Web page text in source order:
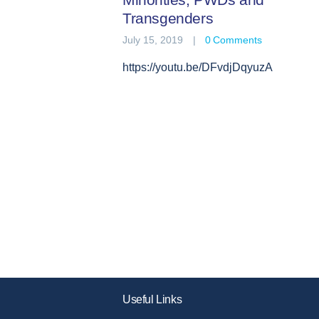
Transgenders
July 15, 2019 0Comments
https://youtu.be/DFvdjDqyuzA
Useful Links